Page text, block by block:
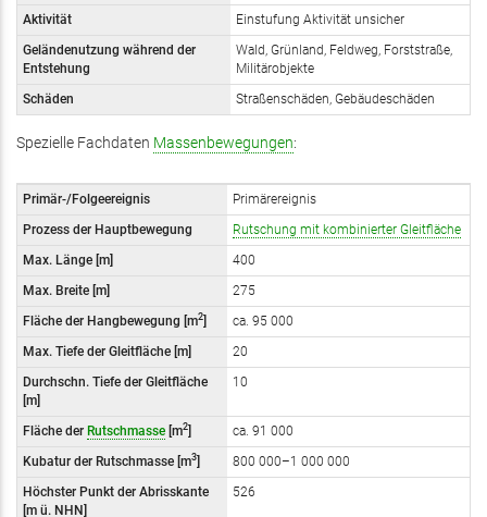
Aktivität
Einstufung Aktivität unsicher
Geländenutzung während der
Entstehung
Wald, Grünland, Feldweg, Forststraße,
Militärobjekte
Schäden
Straßenschäden, Gebäudeschäden
Spezielle Fachdaten Massenbewegungen:
Primär-/Folgeereignis
Primärereignis
Prozess der Hauptbewegung
Rutschung mit kombinierter Gleitfläche
Max. Länge [m]
400
Max. Breite [m]
275
Fläche der Hangbewegung [m2]
ca. 95 000
Max. Tiefe der Gleitfläche [m]
20
Durchschn. Tiefe der Gleitfläche
[m]
10
Fläche der Rutschmasse [m2]
ca. 91 000
Kubatur der Rutschmasse [m3]
800 000–1 000 000
Höchster Punkt der Abrisskante
[m ü. NHN]
526